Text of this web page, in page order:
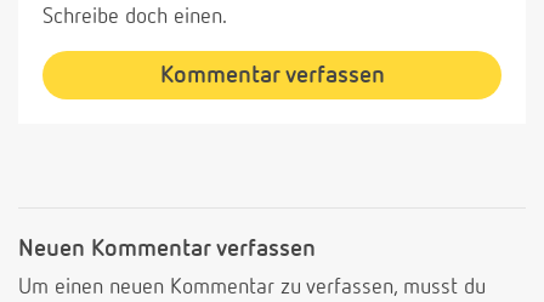
Schreibe doch einen.
Kommentar verfassen
Neuen Kommentar verfassen
Um einen neuen Kommentar zu verfassen, musst du